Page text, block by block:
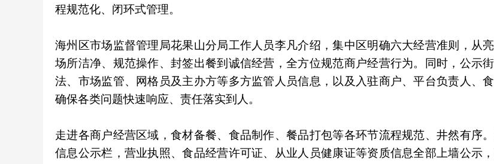
程规范化、闭环式管理。
海州区市场监督管理局花果山分局工作人员李凡介绍，集中区明确六大经营准则，从亮
场所洁净、规范操作、封签出餐到诚信经营，全方位规范商户经营行为。同时，公示
法、市场监管、网格员及主办方等多方监管人员信息，以及入驻商户、平台负责人、
确保各类问题快速响应、责任落实到人。
走进各商户经营区域，食材备餐、食品制作、餐品打包等各环节流程规范、井然有序
信息公示栏，营业执照、食品经营许可证、从业人员健康证等资质信息全部上墙公示